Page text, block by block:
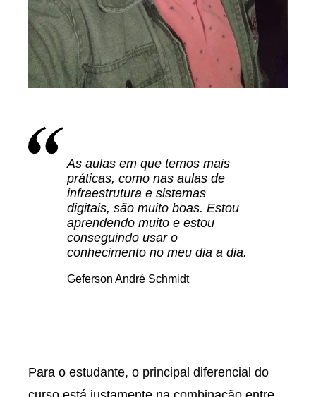
As aulas em que temos mais
práticas, como nas aulas de
infraestrutura e sistemas
digitais, são muito boas. Estou
aprendendo muito e estou
conseguindo usar o
conhecimento no meu dia a dia.
Geferson André Schmidt
Para o estudante, o principal diferencial do